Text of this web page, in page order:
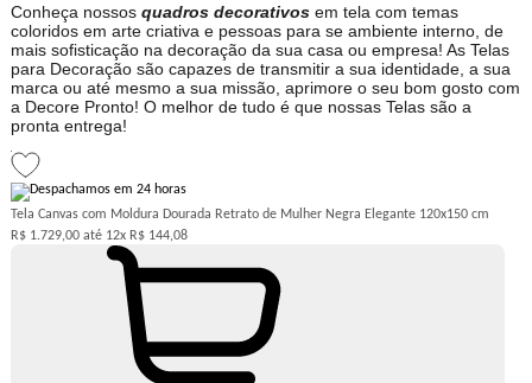
Conheça nossos quadros decorativosem tela com temas
coloridos em arte criativa e pessoas para se ambiente interno, de
mais sofisticação na decoração da sua casa ou empresa! As Telas
para Decoração são capazes de transmitir a sua identidade, a sua
marca ou até mesmo a sua missão, aprimore o seu bom gosto com
a Decore Pronto! O melhor de tudo é que nossas Telas são a
pronta entrega!
Tela Canvas com Moldura Dourada Retrato de Mulher Negra Elegante 120x150 cm
R$ 1.729,00
12x R$ 144,08